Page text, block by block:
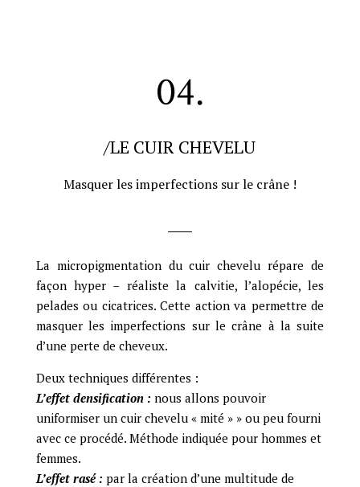
04.
/LE CUIR CHEVELU
Masquer les imperfections sur le crâne !
La micropigmentation du cuir chevelu répare de
façon hyper – réaliste la calvitie, l’alopécie, les
pelades ou cicatrices. Cette action va permettre de
masquer les imperfections sur le crâne à la suite
d’une perte de cheveux.
Deux techniques différentes :
L’effet densification : nous allons pouvoir
uniformiser un cuir chevelu « mité » » ou peu fourni
avec ce procédé. Méthode indiquée pour hommes et
femmes.
L’effet rasé : par la création d’une multitude de